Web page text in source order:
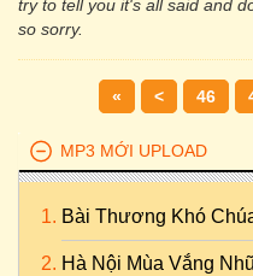
try to tell you it's all said and
so sorry.
« < 46
MP3 MỚI UPLOAD
Bài Thương Khó
Hà Nội Mùa Vắng